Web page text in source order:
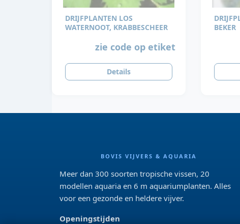
DRIJFPLANTEN LOS
WATERNOOT, KRABBESCHEER
zie code op etiket
Details
BEKER
BOVIS VIJVERS & AQUARIA
Meer dan 300 soorten tropische vissen, 20
modellen aquaria en 6 m aquariumplanten. Alles
voor een gezonde en heldere vijver.
Openingstijden